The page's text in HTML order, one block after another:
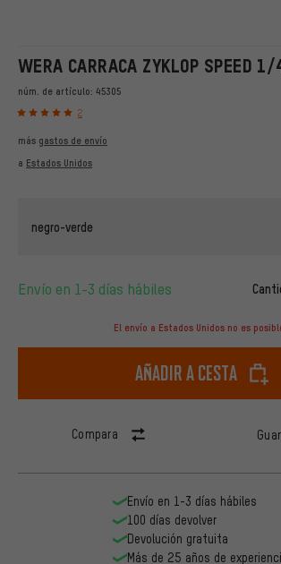
WERA CARRACA ZYKLOP SPEED 1/
núm. de artículo: 45305
2
más gastos de envío
a Estados Unidos
negro-verde
Envío en 1-3 días hábiles
El envío a Estados Unidos no es
Añadir a cesta
Compara
Envío en 1-3 días hábiles
100 días devolver
Devolución gratuita
Más de 25 años de